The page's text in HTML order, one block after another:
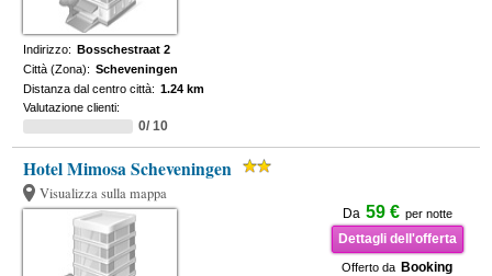
Indirizzo: Bosschestraat 2
Città (Zona): Scheveningen
Distanza dal centro città: 1.24 km
Valutazione clienti:
0/ 10
Hotel Mimosa Scheveningen
Visualizza sulla mappa
Da 59 € per notte
Dettagli dell'offerta
Offerto da Booking